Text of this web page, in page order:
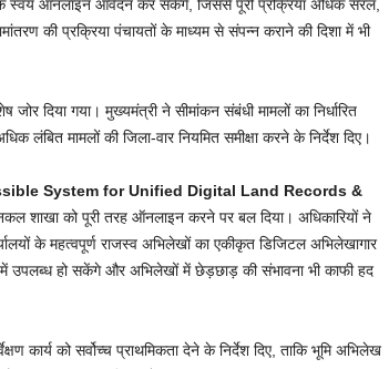
स्वयं ऑनलाइन आवेदन कर सकेंगे, जिससे पूरी प्रक्रिया अधिक सरल,
की प्रक्रिया पंचायतों के माध्यम से संपन्न कराने की दिशा में भी
दिया गया। मुख्यमंत्री ने सीमांकन संबंधी मामलों का निर्धारित
लंबित मामलों की जिला-वार नियमित समीक्षा करने के निर्देश दिए।
System for Unified Digital Land Records &
शाखा को पूरी तरह ऑनलाइन करने पर बल दिया। अधिकारियों ने
के महत्वपूर्ण राजस्व अभिलेखों का एकीकृत डिजिटल अभिलेखागार
उपलब्ध हो सकेंगे और अभिलेखों में छेड़छाड़ की संभावना भी काफी हद
कार्य को सर्वोच्च प्राथमिकता देने के निर्देश दिए, ताकि भूमि अभिलेख